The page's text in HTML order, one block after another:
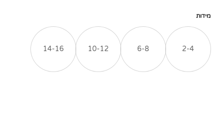
מידות
2-4
6-8
10-12
14-16